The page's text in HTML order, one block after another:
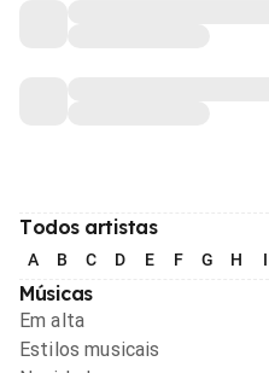
Todos artistas
A B C D E F G H I
Músicas
Em alta
Estilos musicais